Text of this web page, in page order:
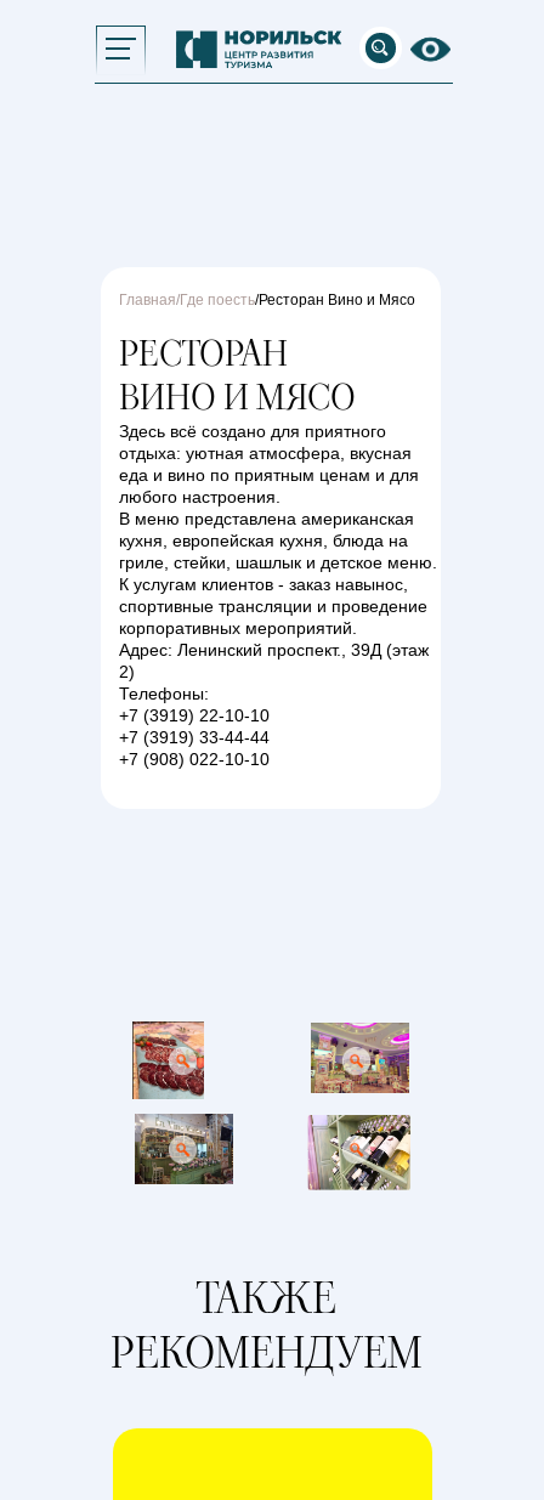
РЕСТОРАН
ВИНО И МЯСО
Главная/Где поесть/Ресторан Вино и Мясо
Здесь всё создано для приятного
отдыха: уютная атмосфера, вкусная
еда и вино по приятным ценам и для
любого настроения.
В меню представлена американская
кухня, европейская кухня, блюда на
гриле, стейки, шашлык и детское меню.
К услугам клиентов - заказ навынос,
спортивные трансляции и проведение
корпоративных мероприятий.
Адрес: Ленинский проспект., 39Д (этаж
2)
Телефоны:
+7 (3919) 22-10-10
+7 (3919) 33-44-44
+7 (908) 022-10-10
ТАКЖЕ
РЕКОМЕНДУЕМ